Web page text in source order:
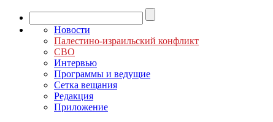
Новости
Палестино-израильский конфликт
СВО
Интервью
Программы и ведущие
Сетка вещания
Редакция
Приложение